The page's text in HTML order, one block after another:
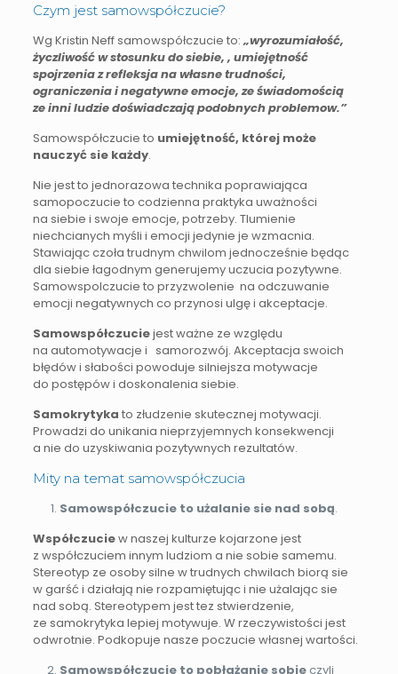
Czym jest samowspółczucie?
Wg Kristin Neff samowspółczucie to: „wyrozumiałość,
życzliwość w stosunku do siebie, , umiejętność
spojrzenia z refleksja na własne trudności,
ograniczenia i negatywne emocje, ze świadomością
ze inni ludzie doświadczają podobnych problemow.”
Samowspółczucie to umiejętność, której może
nauczyć sie każdy.
Nie jest to jednorazowa technika poprawiająca
samopoczucie to codzienna praktyka uważności
na siebie i swoje emocje, potrzeby. Tlumienie
niechcianych myśli i emocji jedynie je wzmacnia.
Stawiając czoła trudnym chwilom jednocześnie będąc
dla siebie łagodnym generujemy uczucia pozytywne.
Samowspolczucie to przyzwolenie na odczuwanie
emocji negatywnych co przynosi ulgę i akceptacje.
Samowspółczuciejest ważne ze względu
na automotywacje i samorozwój. Akceptacja swoich
błędów i słabości powoduje silniejsza motywacje
do postępów i doskonalenia siebie.
Samokrytyka to złudzenie skutecznej motywacji.
Prowadzi do unikania nieprzyjemnych konsekwencji
a nie do uzyskiwania pozytywnych rezultatów.
Mity na temat samowspółczucia
Samowspółczucie to użalanie sie nad sobą.
Współczuciew naszej kulturze kojarzone jest
z współczuciem innym ludziom a nie sobie samemu.
Stereotyp ze osoby silne w trudnych chwilach biorą sie
w garść i działają nie rozpamiętując i nie użalając sie
nad sobą. Stereotypem jest tez stwierdzenie,
ze samokrytyka lepiej motywuje. W rzeczywistości jest
odwrotnie. Podkopuje nasze poczucie własnej wartości.
Samowspółczucie to pobłażanie sobieczyli